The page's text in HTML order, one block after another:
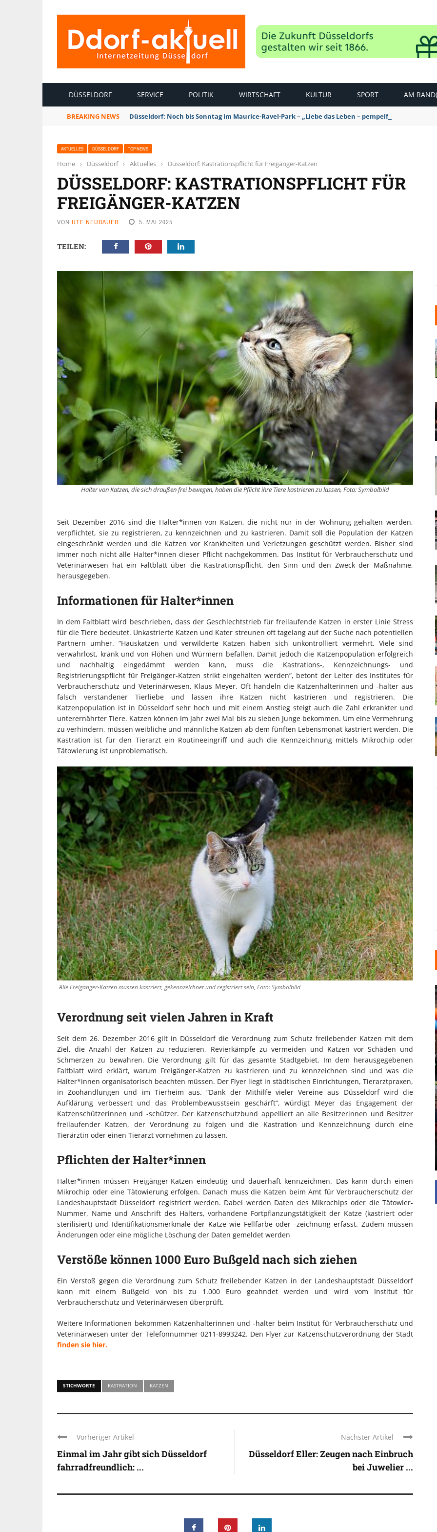
DÜSSELDORF SERVICE POLITIK WIRTSCHAFT KULTUR SPORT AM
BREAKING NEWS Düsseldorf: Noch bis Sonntag im Maurice-Ravel-Park – „Liebe das Leben – pempelfort music
AKTUELLES DÜSSELDORF TOP NEWS
Home › Düsseldorf › Aktuelles › Düsseldorf: Kastrationspflicht für Freigänger-Katzen
DÜSSELDORF: KASTRATIONSPFLICHT FÜR
FREIGÄNGER-KATZEN
VON UTE NEUBAUER 5. MAI 2025
TEILEN:
Halter von Katzen, die sich draußen frei bewegen, haben die Pflicht ihre Tiere kastrieren zu lassen, Foto: Symbolbild
Seit Dezember 2016 sind die Halter*innen von Katzen, die nicht nur in der Wohnung gehalten werden,
verpflichtet, sie zu registrieren, zu kennzeichnen und zu kastrieren. Damit soll die Population der Katzen
eingeschränkt werden und die Katzen vor Krankheiten und Verletzungen geschützt werden. Bisher sind
immer noch nicht alle Halter*innen dieser Pflicht nachgekommen. Das Institut für Verbraucherschutz und
Veterinärwesen hat ein Faltblatt über die Kastrationspflicht, den Sinn und den Zweck der Maßnahme,
herausgegeben.
Informationen für Halter*innen
In dem Faltblatt wird beschrieben, dass der Geschlechtstrieb für freilaufende Katzen in erster Linie Stress
für die Tiere bedeutet. Unkastrierte Katzen und Kater streunen oft tagelang auf der Suche nach potentiellen
Partnern umher. “Hauskatzen und verwilderte Katzen haben sich unkontrolliert vermehrt. Viele sind
verwahrlost, krank und von Flöhen und Würmern befallen. Damit jedoch die Katzenpopulation erfolgreich
und nachhaltig eingedämmt werden kann, muss die Kastrations-, Kennzeichnungs- und
Registrierungspflicht für Freigänger-Katzen strikt eingehalten werden”, betont der Leiter des Institutes für
Verbraucherschutz und Veterinärwesen, Klaus Meyer. Oft handeln die Katzenhalterinnen und -halter aus
falsch verstandener Tierliebe und lassen ihre Katzen nicht kastrieren und registrieren. Die
Katzenpopulation ist in Düsseldorf sehr hoch und mit einem Anstieg steigt auch die Zahl erkrankter und
unterernährter Tiere. Katzen können im Jahr zwei Mal bis zu sieben Junge bekommen. Um eine Vermehrung
zu verhindern, müssen weibliche und männliche Katzen ab dem fünften Lebensmonat kastriert werden. Die
Kastration ist für den Tierarzt ein Routineeingriff und auch die Kennzeichnung mittels Mikrochip oder
Tätowierung ist unproblematisch.
Alle Freigänger-Katzen müssen kastriert, gekennzeichnet und registriert sein, Foto: Symbolbild
Verordnung seit vielen Jahren in Kraft
Seit dem 26. Dezember 2016 gilt in Düsseldorf die Verordnung zum Schutz freilebender Katzen mit dem
Ziel, die Anzahl der Katzen zu reduzieren, Revierkämpfe zu vermeiden und Katzen vor Schäden und
Schmerzen zu bewahren. Die Verordnung gilt für das gesamte Stadtgebiet. Im dem herausgegebenen
Faltblatt wird erklärt, warum Freigänger-Katzen zu kastrieren und zu kennzeichnen sind und was die
Halter*innen organisatorisch beachten müssen. Der Flyer liegt in städtischen Einrichtungen, Tierarztpraxen,
in Zoohandlungen und im Tierheim aus. “Dank der Mithilfe vieler Vereine aus Düsseldorf wird die
Aufklärung verbessert und das Problembewusstsein geschärft”, würdigt Meyer das Engagement der
Katzenschützerinnen und -schützer. Der Katzenschutzbund appelliert an alle Besitzerinnen und Besitzer
freilaufender Katzen, der Verordnung zu folgen und die Kastration und Kennzeichnung durch eine
Tierärztin oder einen Tierarzt vornehmen zu lassen.
Pflichten der Halter*innen
Halter*innen müssen Freigänger-Katzen eindeutig und dauerhaft kennzeichnen. Das kann durch einen
Mikrochip oder eine Tätowierung erfolgen. Danach muss die Katzen beim Amt für Verbraucherschutz der
Landeshauptstadt Düsseldorf registriert werden. Dabei werden Daten des Mikrochips oder die Tätowier-
Nummer, Name und Anschrift des Halters, vorhandene Fortpflanzungstätigkeit der Katze (kastriert oder
sterilisiert) und Identifikationsmerkmale der Katze wie Fellfarbe oder -zeichnung erfasst. Zudem müssen
Änderungen oder eine mögliche Löschung der Daten gemeldet werden
Verstöße können 1000 Euro Bußgeld nach sich ziehen
Ein Verstoß gegen die Verordnung zum Schutz freilebender Katzen in der Landeshauptstadt Düsseldorf
kann mit einem Bußgeld von bis zu 1.000 Euro geahndet werden und wird vom Institut für
Verbraucherschutz und Veterinärwesen überprüft.
Weitere Informationen bekommen Katzenhalterinnen und -halter beim Institut für Verbraucherschutz und
Veterinärwesen unter der Telefonnummer 0211-8993242. Den Flyer zur Katzenschutzverordnung der Stadt
finden sie hier.
STICHWORTE KASTRATION KATZEN
Vorheriger Artikel
Einmal im Jahr gibt sich Düsseldorf
fahrradfreundlich: ...
Nächster Artikel
Düsseldorf Eller: Zeugen nach Einbruch
bei Juwelier ...
INDUSTRIELLER CHIC: WIE
KUNSTSTOFFFENSTER DEN
LOFT-STIL IN IHREM
EINFAMILIENHAUS
UNTERSTÜTZEN
Die Inspiration des industriellen Chics sind die
Werkshallen des Industriezeitalters. Die Basis für